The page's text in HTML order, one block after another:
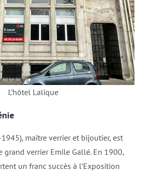
L’hôtel Lalique
maître verrier et bijoutier, est
grand verrier Emile Gallé. En 1900,
un franc succès à l’Exposition